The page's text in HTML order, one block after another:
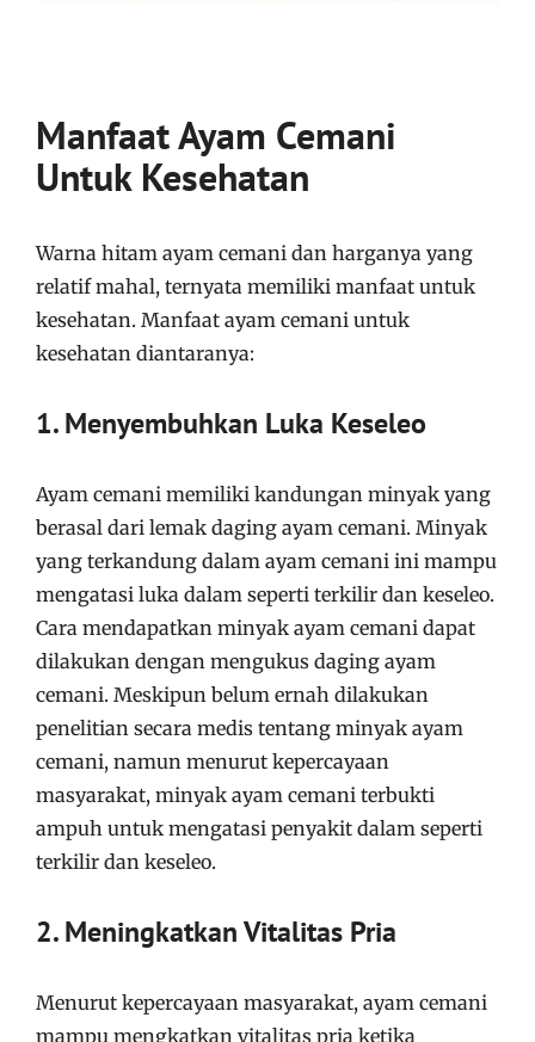
Manfaat Ayam Cemani
Untuk Kesehatan
Warna hitam ayam cemani dan harganya yang
relatif mahal, ternyata memiliki manfaat untuk
kesehatan. Manfaat ayam cemani untuk
kesehatan diantaranya:
1. Menyembuhkan Luka Keseleo
Ayam cemani memiliki kandungan minyak yang
berasal dari lemak daging ayam cemani. Minyak
yang terkandung dalam ayam cemani ini mampu
mengatasi luka dalam seperti terkilir dan keseleo.
Cara mendapatkan minyak ayam cemani dapat
dilakukan dengan mengukus daging ayam
cemani. Meskipun belum ernah dilakukan
penelitian secara medis tentang minyak ayam
cemani, namun menurut kepercayaan
masyarakat, minyak ayam cemani terbukti
ampuh untuk mengatasi penyakit dalam seperti
terkilir dan keseleo.
2. Meningkatkan Vitalitas Pria
Menurut kepercayaan masyarakat, ayam cemani
mampu mengkatkan vitalitas pria ketika